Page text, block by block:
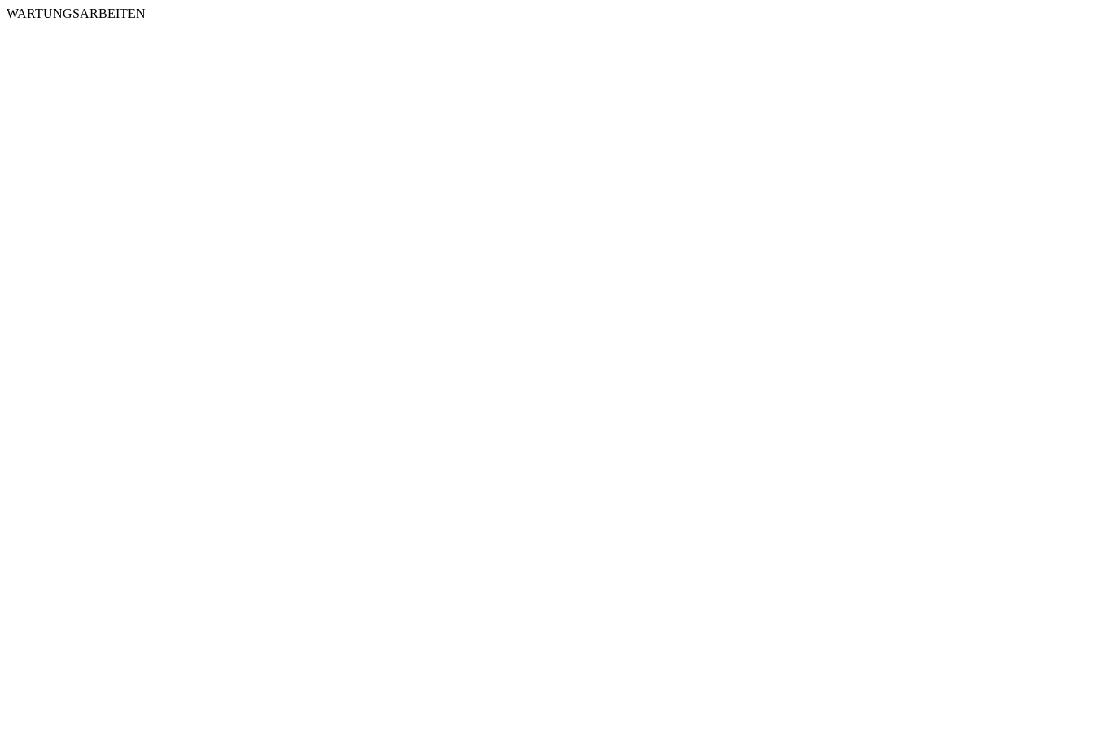
WARTUNGSARBEITEN